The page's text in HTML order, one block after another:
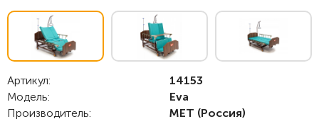
Артикул:
14153
Модель:
Eva
Производитель:
MET (Россия)